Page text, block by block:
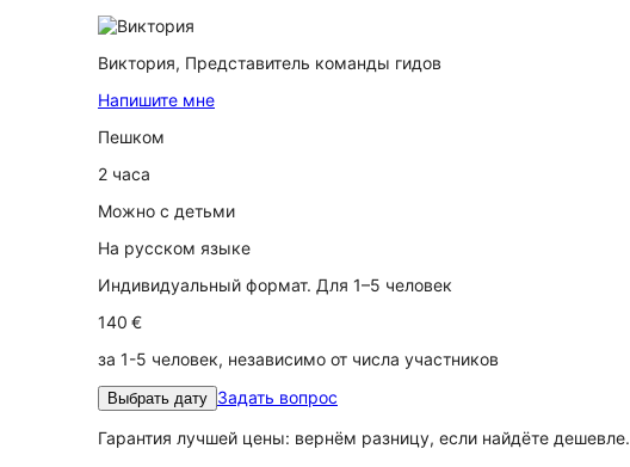
Виктория, Представитель команды гидов
Напишите мне
Пешком
2 часа
Можно с детьми
На русском языке
Индивидуальный формат. Для 1–5 человек
140 €
за 1-5 человек, независимо от числа участников
Выбрать дату Задать вопрос
Гарантия лучшей цены: вернём разницу, если найдёте дешевле.